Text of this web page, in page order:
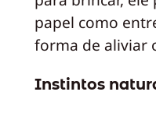
papel como
forma de aliviar
Instintos